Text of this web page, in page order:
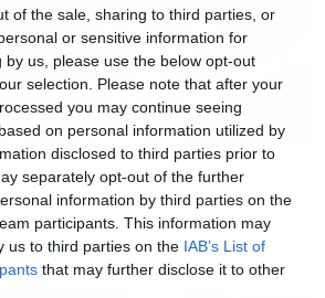
of the sale, sharing to third parties, or
or sensitive information for
by us, please use the below opt-out
selection. Please note that after your
you may continue seeing
on personal information utilized by
disclosed to third parties prior to
separately opt-out of the further
information by third parties on the
participants. This information may
us to third parties on the IAB’s List of
that may further disclose it to other
τους»δηλώνει η Naomi
Best For Britain.
καταγράφουν, πως αν είσαι
διοργανωτής φεστιβάλ στη
να κλείσεις ένα συγκρότημα
οι βρετανικές μπάντες
τέλος της λίστας σου, λόγω
βάζει η κακή συμφωνία του
αποσύρθηκε
εμφανίσεις